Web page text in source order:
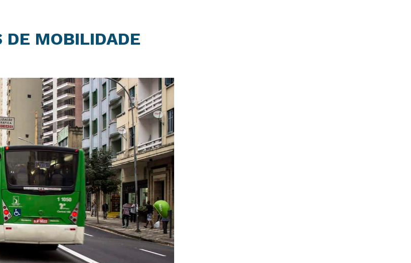
DE MOBILIDADE